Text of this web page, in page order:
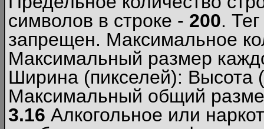
символов в строке - 200.
запрещен. Максимальное
Максимальный размер
Ширина (пикселей): Высота
Максимальный общий
3.16 Алкогольное или